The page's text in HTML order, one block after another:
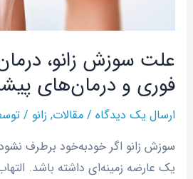
علت سوزش زانو،
فوری و درمان‌های
ارسال یک دیدگاه /مقالات, زانو /
سوزش زانو اگر خودبه‌خود برطرف
یک عارضه زمینه‌ای داشته باشد.